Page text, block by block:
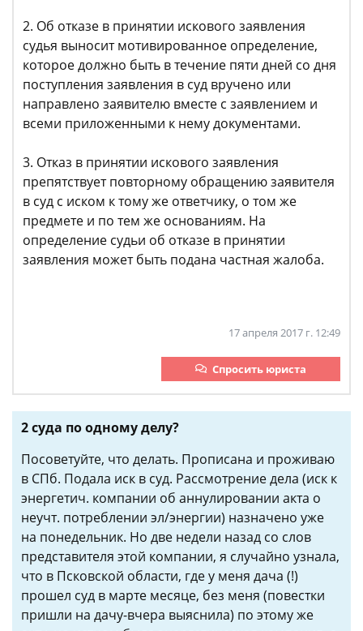
2. Об отказе в принятии искового заявления
судья выносит мотивированное определение,
которое должно быть в течение пяти дней со дня
поступления заявления в суд вручено или
направлено заявителю вместе с заявлением и
всеми приложенными к нему документами.
3. Отказ в принятии искового заявления
препятствует повторному обращению заявителя
в суд с иском к тому же ответчику, о том же
предмете и по тем же основаниям. На
определение судьи об отказе в принятии
заявления может быть подана частная жалоба.
17 апреля 2017 г. 12:49
Спросить юриста
2 суда по одному делу?
Посоветуйте, что делать. Прописана и проживаю
в СПб. Подала иск в суд. Рассмотрение дела (иск к
энергетич. компании об аннулировании акта о
неучт. потреблении эл/энергии) назначено уже
на понедельник. Но две недели назад со слов
представителя этой компании, я случайно узнала,
что в Псковской области, где у меня дача (!)
прошел суд в марте месяце, без меня (повестки
пришли на дачу-вчера выяснила) по этому же